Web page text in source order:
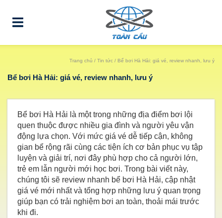
Trang chủ / Tin tức / Bể bơi Hà Hải: giá vé, review nhanh, lưu ý
Bể bơi Hà Hải: giá vé, review nhanh, lưu ý
Bể bơi Hà Hải là một trong những địa điểm bơi lội
quen thuộc được nhiều gia đình và người yêu vận
động lựa chọn. Với mức giá vé dễ tiếp cận, không
gian bể rộng rãi cùng các tiện ích cơ bản phục vụ tập
luyện và giải trí, nơi đây phù hợp cho cả người lớn,
trẻ em lẫn người mới học bơi. Trong bài viết này,
chúng tôi sẽ review nhanh bể bơi Hà Hải, cập nhật
giá vé mới nhất và tổng hợp những lưu ý quan trọng
giúp bạn có trải nghiệm bơi an toàn, thoải mái trước
khi đi.